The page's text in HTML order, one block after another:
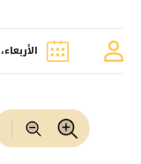
الأربعاء، 20-05-2026